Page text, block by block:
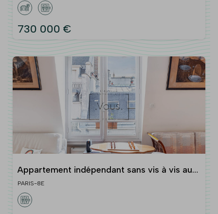
730 000 €
Appartement indépendant sans vis à vis au
6ème et dernier étage (Paris VIIIe)
PARIS-8E